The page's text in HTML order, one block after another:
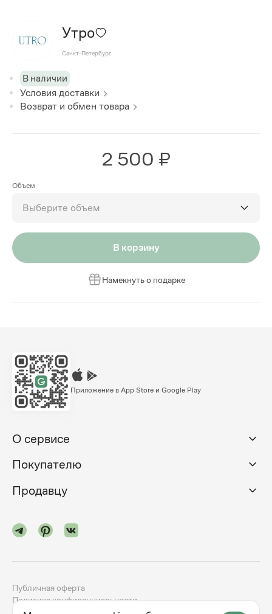
Утро
Санкт-Петербург
В наличии
Условия доставки
Возврат и обмен товара
2 500 ₽
Объем
Выберите объем
В корзину
Намекнуть о подарке
Приложение в App Store и Google Play
О сервисе
Покупателю
Продавцу
Публичная оферта
Политика конфиденциальности